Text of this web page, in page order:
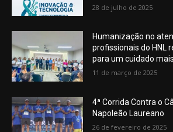
28 de julho de 2025
Humanização no
profissionais do HNL
para um cuidado
11 de março de 2025
4ª Corrida Contra o
Napoleão Laureano
26 de fevereiro de 2025